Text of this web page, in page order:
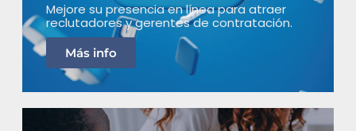
Mejore su presencia en línea para atraer
reclutadores y gerentes de contratación.
Más info